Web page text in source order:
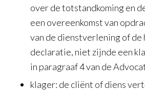
over de totstandkoming en
een overeenkomst van
van de dienstverlening of de
declaratie, niet zijnde een
in paragraaf 4 van de
klager: de cliënt of diens